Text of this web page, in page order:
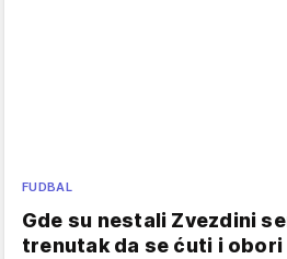
FUDBAL
Gde su nestali Zvezdini
trenutak da se ćuti i obori